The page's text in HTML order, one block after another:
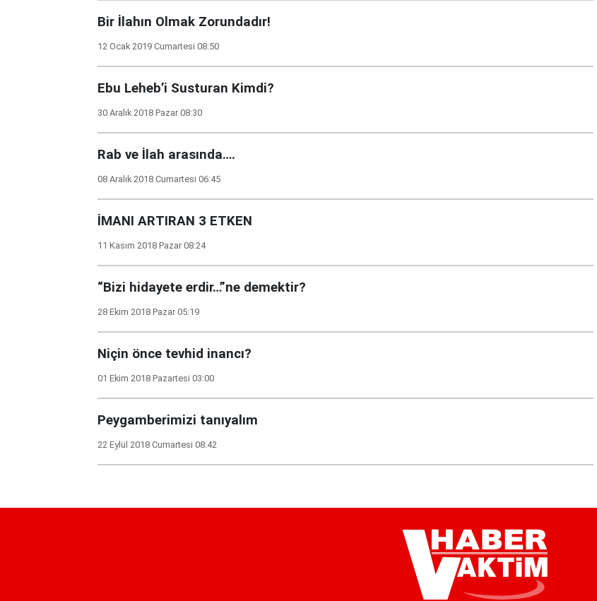
Bir İlahın Olmak Zorundadır!
12 Ocak 2019 Cumartesi 08:50
Ebu Leheb’i Susturan Kimdi?
30 Aralık 2018 Pazar 08:30
Rab ve İlah arasında….
08 Aralık 2018 Cumartesi 06:45
İMANI ARTIRAN 3 ETKEN
11 Kasım 2018 Pazar 08:24
“Bizi hidayete erdir…”ne demektir?
28 Ekim 2018 Pazar 05:19
Niçin önce tevhid inancı?
01 Ekim 2018 Pazartesi 03:00
Peygamberimizi tanıyalım
22 Eylül 2018 Cumartesi 08:42